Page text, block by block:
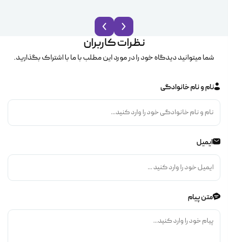
نظرات کاربران
شما میتوانید دیدگاه خود را در مورد این مطلب با ما با اشتراک بگذارید.
نام و نام خانوادگی
ایمیل
متن پیام